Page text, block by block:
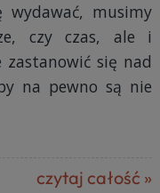
wydawać, musimy
czy czas, ale i
zastanowić się nad
na pewno są nie
czytaj całość »